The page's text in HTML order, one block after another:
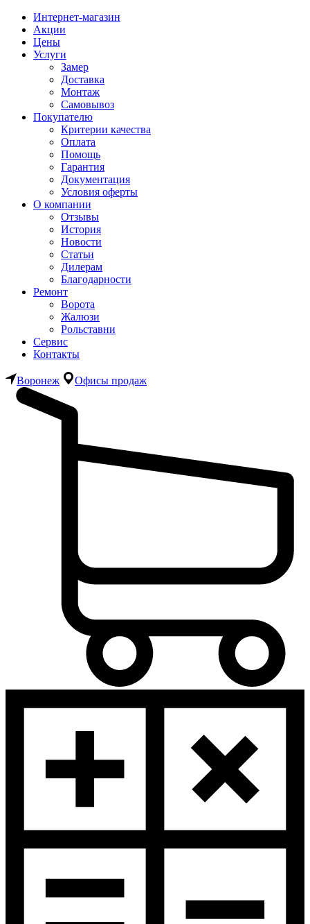
Интернет-магазин
Акции
Цены
Услуги
Замер
Доставка
Монтаж
Самовывоз
Покупателю
Критерии качества
Оплата
Помощь
Гарантия
Документация
Условия оферты
О компании
Отзывы
История
Новости
Статьи
Дилерам
Благодарности
Ремонт
Ворота
Жалюзи
Рольставни
Сервис
Контакты
Воронеж Офисы продаж